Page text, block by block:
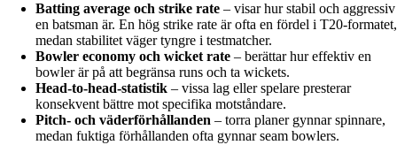
Batting average och strike rate – visar hur stabil och aggressiv
en batsman är. En hög strike rate är ofta en fördel i T20-formatet,
medan stabilitet väger tyngre i testmatcher.
Bowler economy och wicket rate – berättar hur effektiv en
bowler är på att begränsa runs och ta wickets.
Head-to-head-statistik – vissa lag eller spelare presterar
konsekvent bättre mot specifika motståndare.
Pitch- och väderförhållanden – torra planer gynnar spinnare,
medan fuktiga förhållanden ofta gynnar seam bowlers.